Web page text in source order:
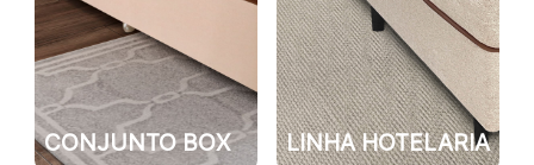
CONJUNTO BOX LINHA HOTELARIA